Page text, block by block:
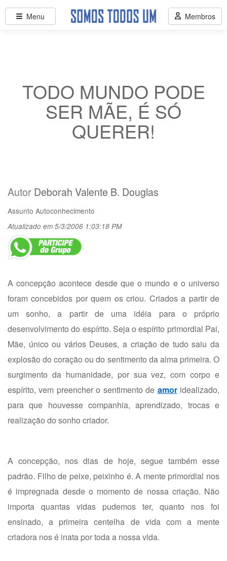
TODO MUNDO PODE
SER MÃE, É SÓ
QUERER!
Autor Deborah Valente B. Douglas
Assunto Autoconhecimento
Atualizado em 5/3/2006 1:03:18 PM
A concepção acontece desde que o mundo e o universo
foram concebidos por quem os criou. Criados a partir de
um sonho, a partir de uma idéia para o próprio
desenvolvimento do espírito. Seja o espírito primordial Pai,
Mãe, único ou vários Deuses, a criação de tudo saiu da
explosão do coração ou do sentimento da alma primeira. O
surgimento da humanidade, por sua vez, com corpo e
espírito, vem preencher o sentimento de amoridealizado,
para que houvesse companhia, aprendizado, trocas e
realização do sonho criador.
A concepção, nos dias de hoje, segue também esse
padrão. Filho de peixe, peixinho é. A mente primordial nos
é impregnada desde o momento de nossa criação. Não
importa quantas vidas pudemos ter, quanto nos foi
ensinado, a primeira centelha de vida com a mente
criadora nos é inata por toda a nossa vida.
Menu Membros